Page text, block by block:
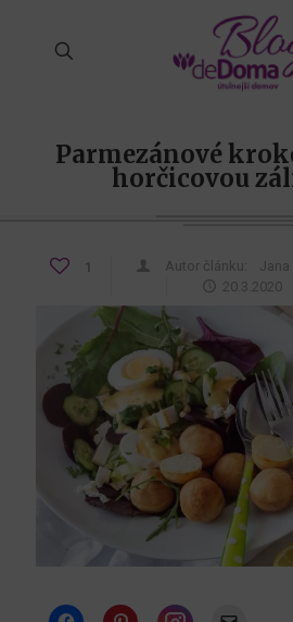
Parmezánové
horčicovou
1 Autor článku:
20.3.2020
Instagram